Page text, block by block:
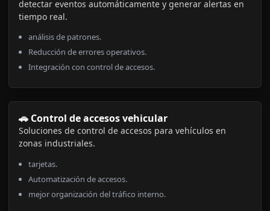
detectar eventos automáticamente y generar alertas en
tiempo real.
análisis de patrones.
Reducción de errores operativos.
Integración con control de accesos.
🚗 Control de accesos vehicular
Soluciones de control de accesos para vehículos en
zonas industriales.
tarjetas.
Automatización de accesos.
mejor organización del tráfico interno.